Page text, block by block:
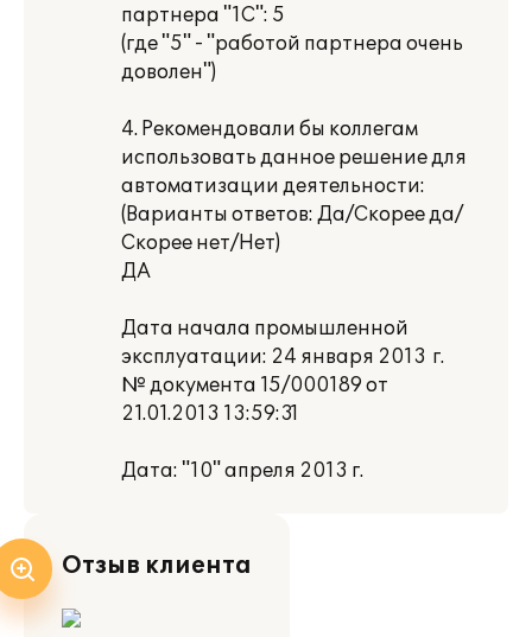
партнера "1С": 5
(где "5" - "работой партнера очень
доволен")
4. Рекомендовали бы коллегам
использовать данное решение для
автоматизации деятельности:
(Варианты ответов: Да/Скорее да/
Скорее нет/Нет)
ДА
Дата начала промышленной
эксплуатации: 24 января 2013 г.
№ документа 15/000189 от
21.01.2013 13:59:31
Дата: "10" апреля 2013 г.
Отзыв клиента